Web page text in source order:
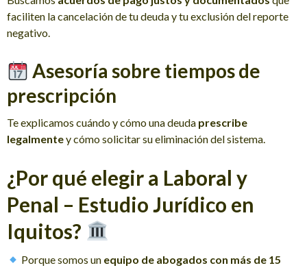
faciliten la cancelación de tu deuda y tu exclusión del reporte
negativo.
Asesoría sobre tiempos de
prescripción
Te explicamos cuándo y cómo una deuda prescribe
legalmentey cómo solicitar su eliminación del sistema.
¿Por qué elegir a Laboral y
Penal – Estudio Jurídico en
Iquitos?
Porque somos un equipo de abogados con más de 15